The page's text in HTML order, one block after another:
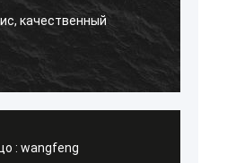
сервис, быстрое начало
: wangfeng